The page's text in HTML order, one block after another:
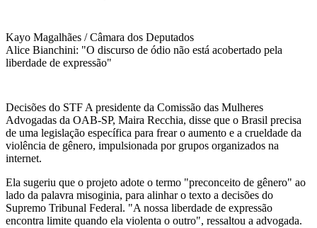
Kayo Magalhães / Câmara dos Deputados
Alice Bianchini: "O discurso de ódio não está acobertado pela
liberdade de expressão"
Decisões do STF A presidente da Comissão das Mulheres
Advogadas da OAB-SP, Maira Recchia, disse que o Brasil precisa
de uma legislação específica para frear o aumento e a crueldade da
violência de gênero, impulsionada por grupos organizados na
internet.
Ela sugeriu que o projeto adote o termo "preconceito de gênero" ao
lado da palavra misoginia, para alinhar o texto a decisões do
Supremo Tribunal Federal. "A nossa liberdade de expressão
encontra limite quando ela violenta o outro", ressaltou a advogada.